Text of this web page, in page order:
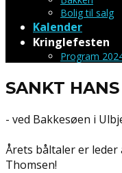
Bolig til salg
Kalender
Kringlefesten
Program
SANKT
- ved Bakkesøen i
Årets båltaler er
Thomsen!